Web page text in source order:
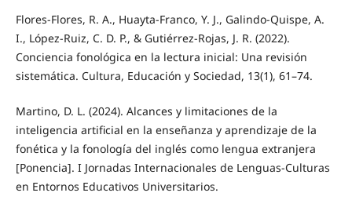
Flores-Flores, R. A., Huayta-Franco, Y. J., Galindo-Quispe, A.
I., López-Ruiz, C. D. P., & Gutiérrez-Rojas, J. R. (2022).
Conciencia fonológica en la lectura inicial: Una revisión
sistemática. Cultura, Educación y Sociedad, 13(1), 61–74.
Martino, D. L. (2024). Alcances y limitaciones de la
inteligencia artificial en la enseñanza y aprendizaje de la
fonética y la fonología del inglés como lengua extranjera
[Ponencia]. I Jornadas Internacionales de Lenguas-Culturas
en Entornos Educativos Universitarios.